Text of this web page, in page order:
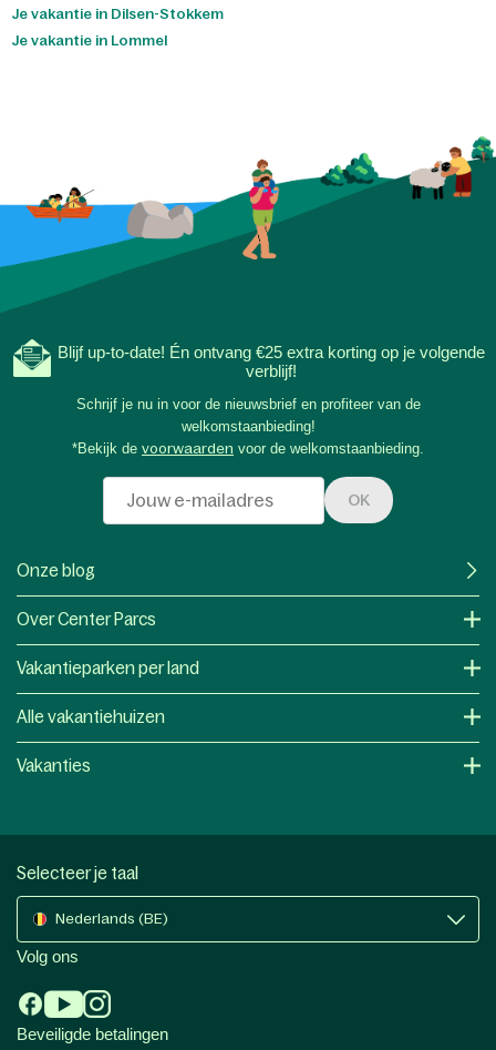
Je vakantie in Dilsen-Stokkem
Je vakantie in Lommel
Blijf up-to-date! Én ontvang €25 extra korting op je volgende
verblijf!
Schrijf je nu in voor de nieuwsbrief en profiteer van de
welkomstaanbieding!
*Bekijk de voorwaarden voor de welkomstaanbieding.
OK
Onze blog
Over Center Parcs
Vakantieparken per land
Alle vakantiehuizen
Vakanties
Selecteer je taal
Nederlands (BE)
Volg ons
Beveiligde betalingen